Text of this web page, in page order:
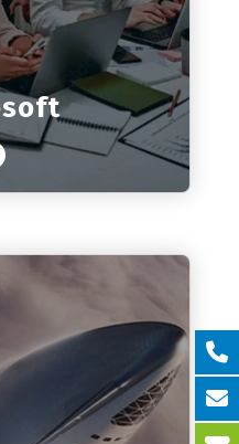
para empresas
cloud